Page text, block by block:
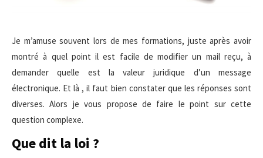
Je m’amuse souvent lors de mes formations, juste après avoir
montré à quel point il est facile de modifier un mail reçu, à
demander quelle est la valeur juridique d’un message
électronique. Et là , il faut bien constater que les réponses sont
diverses. Alors je vous propose de faire le point sur cette
question complexe.
Que dit la loi ?